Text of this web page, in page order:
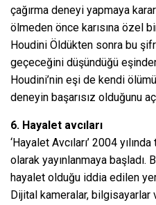
çağırma deneyi yapmaya
ölmeden önce karısına özel
Houdini Öldükten sonra bu
geçeceğini düşündüğü
Houdini’nin eşi de kendi
deneyin başarısız olduğunu
6. Hayalet avcıları
‘Hayalet Avcıları’ 2004
olarak yayınlanmaya başladı.
hayalet olduğu iddia edilen
Dijital kameralar, bilgisayarlar